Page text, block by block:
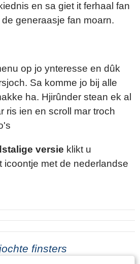
en sa giet it ferhaal fan
generaasje fan moarn.
op jo ynteresse en dûk
Sa komme jo bij alle
ha. Hjirûnder stean ek al
ris ien en scroll mar troch
versie klikt u
icoontje met de nederlandse
finsters